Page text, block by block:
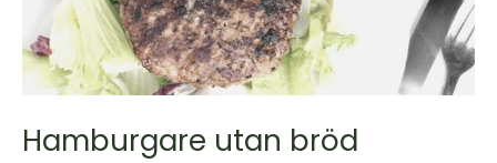
Hamburgare utan bröd